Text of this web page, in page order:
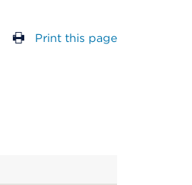
Print this page